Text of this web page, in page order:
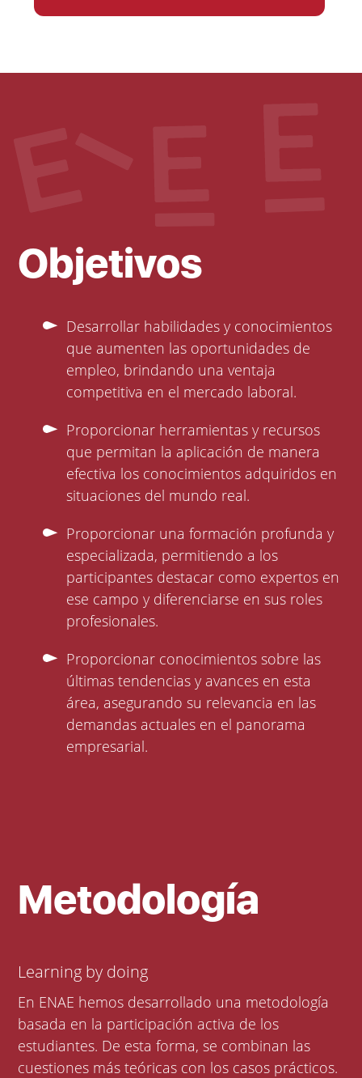
Objetivos
Desarrollar habilidades y conocimientos
que aumenten las oportunidades de
empleo, brindando una ventaja
competitiva en el mercado laboral.
Proporcionar herramientas y recursos
que permitan la aplicación de manera
efectiva los conocimientos adquiridos en
situaciones del mundo real.
Proporcionar una formación profunda y
especializada, permitiendo a los
participantes destacar como expertos en
ese campo y diferenciarse en sus roles
profesionales.
Proporcionar conocimientos sobre las
últimas tendencias y avances en esta
área, asegurando su relevancia en las
demandas actuales en el panorama
empresarial.
Metodología
Learning by doing
En ENAE hemos desarrollado una metodología
basada en la participación activa de los
estudiantes. De esta forma, se combinan las
cuestiones más teóricas con los casos prácticos.